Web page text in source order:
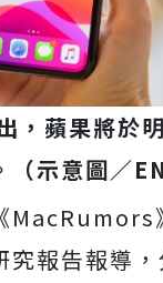
，蘋果將於
示意圖／
MacRumors
報告報導，